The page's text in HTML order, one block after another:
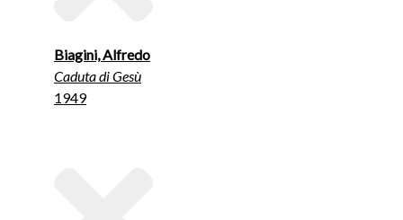
Biagini, Alfredo
Caduta di Gesù
1949